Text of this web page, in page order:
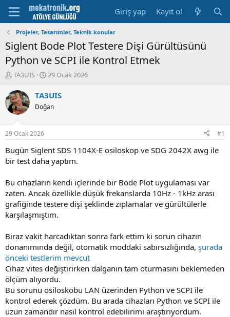
Giriş yap Kayıt ol
Projeler, Tasarımlar, Teknik konular
Siglent Bode Plot Testere Dişi Gürültüsünü
Python ve SCPI ile Kontrol Etmek
K
n
u
y
u
b
a
ş
a
a
n
TA3UIS
B
ş
a
t
a
i
i
29 Ocak 2026
TA3UIS
Doğan
29 Ocak 2026 #1
Bugün Siglent SDS 1104X-E osiloskop ve SDG 2042X awg ile
bir test daha yaptım.
Bu cihazların kendi içlerinde bir Bode Plot uygulaması var
zaten. Ancak özellikle düşük frekanslarda 10Hz - 1kHz arası
grafiğinde testere dişi şeklinde zıplamalar ve gürültülerle
karşılaşmıştım.
Biraz vakit harcadıktan sonra fark ettim ki sorun cihazın
donanımında değil, otomatik moddaki sabırsızlığında, şurada
önceki testlerim mevcut
Cihaz vites değiştirirken dalganın tam oturmasını beklemeden
ölçüm alıyordu.
Bu sorunu osiloskobu LAN üzerinden Python ve SCPI ile
kontrol ederek çözdüm. Bu arada cihazları Python ve SCPI ile
uzun zamandır nasıl kontrol edebilirimi araştırıyordum.